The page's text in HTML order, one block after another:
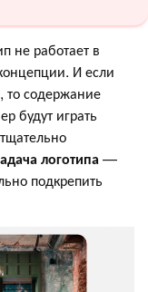
не работает в
И если
то содержание
будут играть
логотипа —
подкрепить